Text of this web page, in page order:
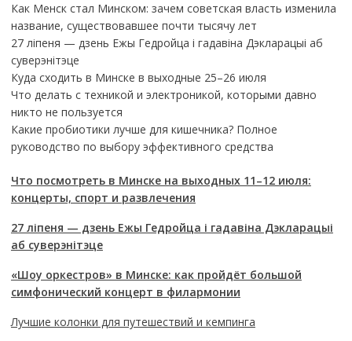
Как Менск стал Минском: зачем советская власть изменила
название, существовавшее почти тысячу лет
27 ліпеня — дзень Ежы Гедройца і гадавіна Дэкларацыі аб
суверэнітэце
Куда сходить в Минске в выходные 25–26 июля
Что делать с техникой и электроникой, которыми давно
никто не пользуется
Какие пробиотики лучше для кишечника? Полное
руководство по выбору эффективного средства
Что посмотреть в Минске на выходных 11–12 июля:
концерты, спорт и развлечения
27 ліпеня — дзень Ежы Гедройца і гадавіна Дэкларацыі
аб суверэнітэце
«Шоу оркестров» в Минске: как пройдёт большой
симфонический концерт в филармонии
Лучшие колонки для путешествий и кемпинга